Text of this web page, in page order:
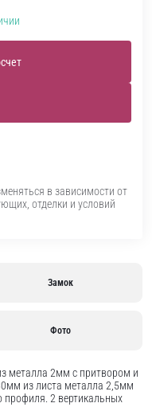
в зависимости от
отделки и условий
Замок
Фото
металла 2мм с притвором и
из листа металла 2,5мм
профиля. 2 вертикальных